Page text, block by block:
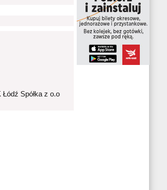
Spółka z o.o